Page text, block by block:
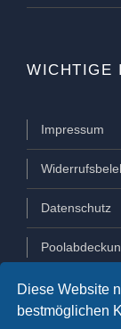
Diese Website
bestmöglichen
WICHTIGE
Impressum
Datenschutz